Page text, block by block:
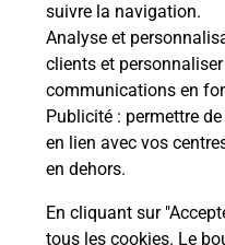
suivre la navigation.
Analyse et
clients et
communications en
Publicité : permettre
en lien avec vos
en dehors.
En cliquant sur
tous les cookies. Le
Prochaine collecte
08h30
11 Rue Du Closey
25330
Eternoz Vallee
Itinéraire